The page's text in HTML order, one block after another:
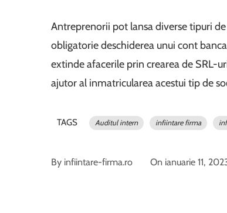
Antreprenorii pot lansa diverse tipuri
obligatorie deschiderea unui cont
extinde afacerile prin crearea de SRL-
ajutor al inmatricularea acestui tip de
TAGS Auditul intern infiintare firma
By infiintare-firma.ro On ianuarie 11,